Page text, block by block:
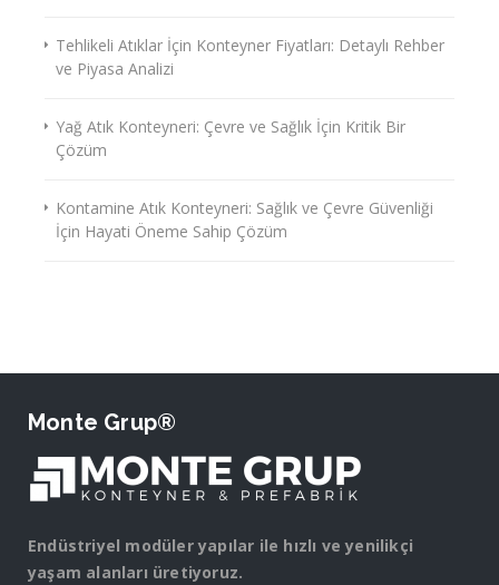
Tehlikeli Atıklar İçin Konteyner Fiyatları: Detaylı Rehber
ve Piyasa Analizi
Yağ Atık Konteyneri: Çevre ve Sağlık İçin Kritik Bir
Çözüm
Kontamine Atık Konteyneri: Sağlık ve Çevre Güvenliği
İçin Hayati Öneme Sahip Çözüm
Monte Grup®
Endüstriyel modüler yapılar ile hızlı ve yenilikçi
yaşam alanları üretiyoruz.